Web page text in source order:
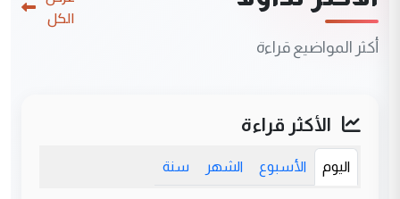
أكثر المواضيع قراءة
الكل
الأكثر قراءة
اليوم الأسبوع الشهر سنة